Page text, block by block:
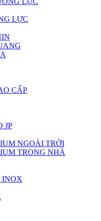
LỰC
CẤP
JP
NGOÀI TRỜI
TRONG NHÀ
INOX